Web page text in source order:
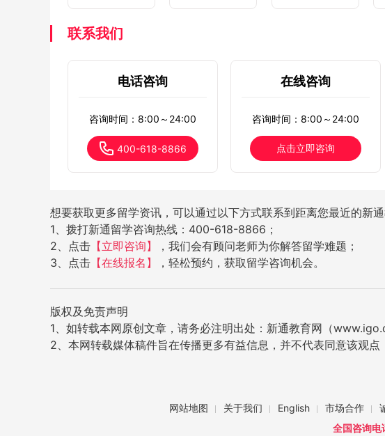
联系我们
电话咨询
咨询时间：8:00～24:00
400-618-8866
在线咨询
咨询时间：8:00～24:00
点击立即咨询
想要获取更多留学资讯，可以通过以下方式联系到距离您最近的新通
1、拨打新通留学咨询热线：400-618-8866；
2、点击 【立即咨询】
，我们会有顾问老师为你解答留学难题；
3、点击 【在线报名】 ，轻松预约，获取留学咨询机会。
版权及免责声明
1、如转载本网原创文章，请务必注明出处：新通教育网（
2、本网转载媒体稿件旨在传播更多有益信息，并不代表同意该观点
网站地图 关于我们 English 市场合作
全国咨询